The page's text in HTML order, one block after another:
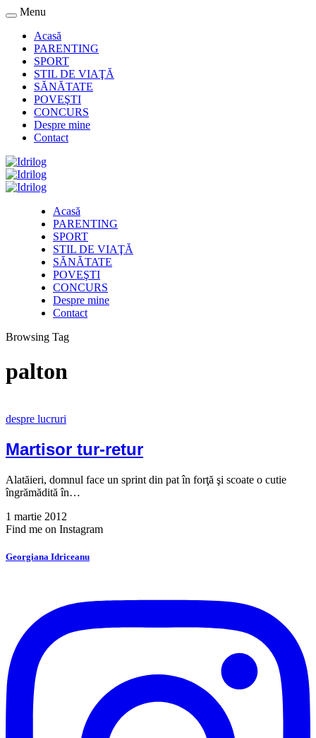
Menu
Acasă
PARENTING
SPORT
STIL DE VIAŢĂ
SĂNĂTATE
POVEŞTI
CONCURS
Despre mine
Contact
Acasă
PARENTING
SPORT
STIL DE VIAŢĂ
SĂNĂTATE
POVEŞTI
CONCURS
Despre mine
Contact
Browsing Tag
palton
despre lucruri
Martisor tur-retur
Alatăieri, domnul face un sprint din pat în forţă şi scoate o cutie
îngrămădită în…
1 martie 2012
Find me on Instagram
Georgiana Idriceanu